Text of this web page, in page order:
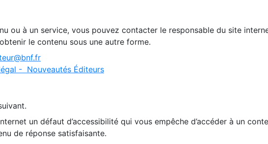
ou à un service, vous pouvez contacter le responsable du site
le contenu sous une autre forme.
- Nouveautés Éditeurs
un défaut d’accessibilité qui vous empêche d’accéder à un
de réponse satisfaisante.